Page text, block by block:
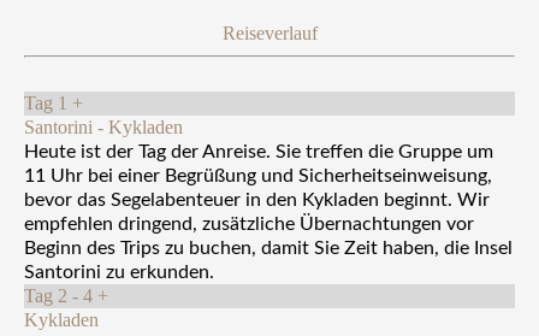
Reiseverlauf
Tag 1 +
Santorini - Kykladen
Heute ist der Tag der Anreise. Sie treffen die Gruppe um
11 Uhr bei einer Begrüßung und Sicherheitseinweisung,
bevor das Segelabenteuer in den Kykladen beginnt. Wir
empfehlen dringend, zusätzliche Übernachtungen vor
Beginn des Trips zu buchen, damit Sie Zeit haben, die Insel
Santorini zu erkunden.
Tag 2 - 4 +
Kykladen